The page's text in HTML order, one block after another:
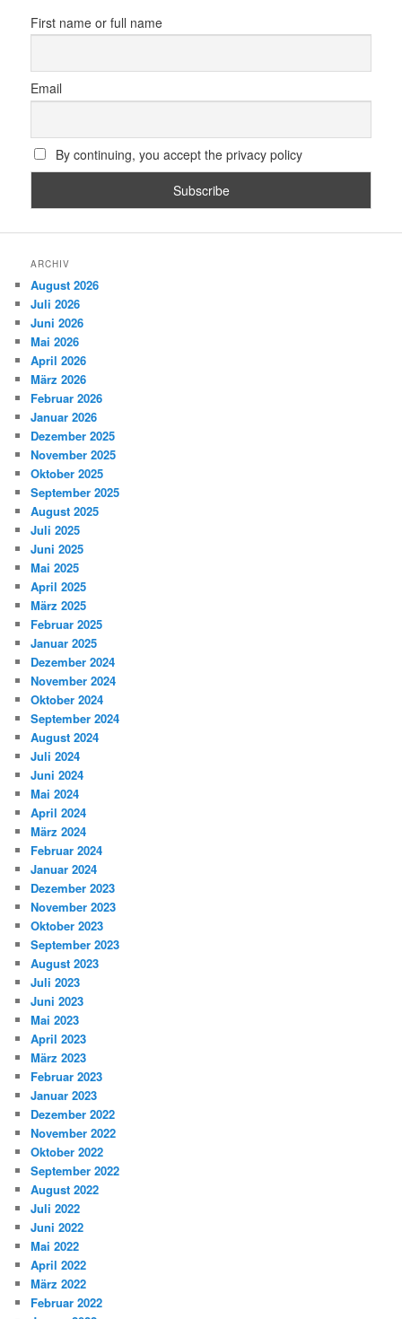
First name or full name
Email
By continuing, you accept the privacy policy
ARCHIV
August 2026
Juli 2026
Juni 2026
Mai 2026
April 2026
März 2026
Februar 2026
Januar 2026
Dezember 2025
November 2025
Oktober 2025
September 2025
August 2025
Juli 2025
Juni 2025
Mai 2025
April 2025
März 2025
Februar 2025
Januar 2025
Dezember 2024
November 2024
Oktober 2024
September 2024
August 2024
Juli 2024
Juni 2024
Mai 2024
April 2024
März 2024
Februar 2024
Januar 2024
Dezember 2023
November 2023
Oktober 2023
September 2023
August 2023
Juli 2023
Juni 2023
Mai 2023
April 2023
März 2023
Februar 2023
Januar 2023
Dezember 2022
November 2022
Oktober 2022
September 2022
August 2022
Juli 2022
Juni 2022
Mai 2022
April 2022
März 2022
Februar 2022